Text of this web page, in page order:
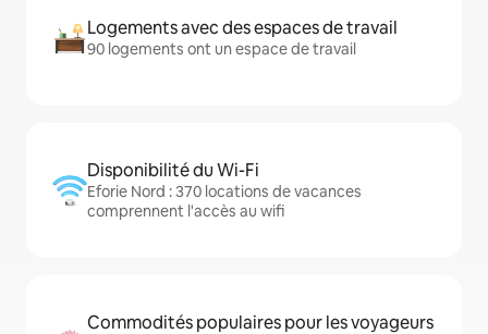
Logements avec des espaces de travail
90 logements ont un espace de travail
Disponibilité du Wi-Fi
Eforie Nord : 370 locations de vacances
comprennent l'accès au wifi
Commodités populaires pour les voyageurs